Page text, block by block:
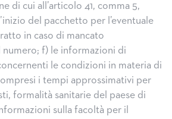
di cui all’articolo 41, comma 5,
del pacchetto per l’eventuale
in caso di mancato
f) le informazioni di
le condizioni in materia di
i tempi approssimativi per
formalità sanitarie del paese di
sulla facoltà per il